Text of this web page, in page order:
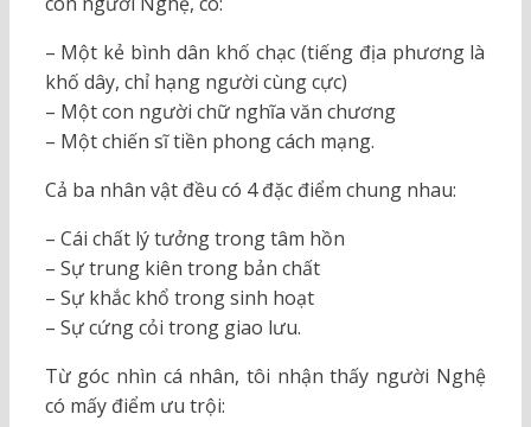
– Một kẻ bình dân khố chạc (tiếng địa phương là
khố dây, chỉ hạng người cùng cực)
– Một con người chữ nghĩa văn chương
– Một chiến sĩ tiền phong cách mạng.
Cả ba nhân vật đều có 4 đặc điểm chung nhau:
– Cái chất lý tưởng trong tâm hồn
– Sự trung kiên trong bản chất
– Sự khắc khổ trong sinh hoạt
– Sự cứng cỏi trong giao lưu.
Từ góc nhìn cá nhân, tôi nhận thấy người Nghệ
có mấy điểm ưu trội: